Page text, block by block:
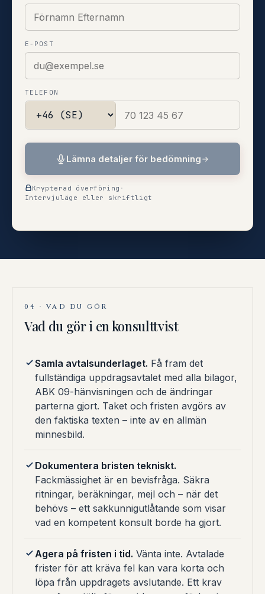
E-POST
TELEFON
Lämna detaljer för bedömning
Krypterad överföring ·
Intervjuläge eller skriftligt
04 · VAD DU GÖR
Vad du gör i en konsulttvist
Samla avtalsunderlaget. Få fram det
fullständiga uppdragsavtalet med alla bilagor,
ABK 09-hänvisningen och de ändringar
parterna gjort. Taket och fristen avgörs av
den faktiska texten – inte av en allmän
minnesbild.
Dokumentera bristen tekniskt.
Fackmässighet är en bevisfråga. Säkra
ritningar, beräkningar, mejl och – när det
behövs – ett sakkunnigutlåtande som visar
vad en kompetent konsult borde ha gjort.
Agera på fristen i tid. Vänta inte. Avtalade
frister för att kräva fel kan vara korta och
löpa från uppdragets avslutande. Ett krav